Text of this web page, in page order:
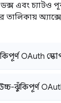
এবং চ্যাটও
তালিকায়
OAuth
ঝুঁকিপূর্ণ